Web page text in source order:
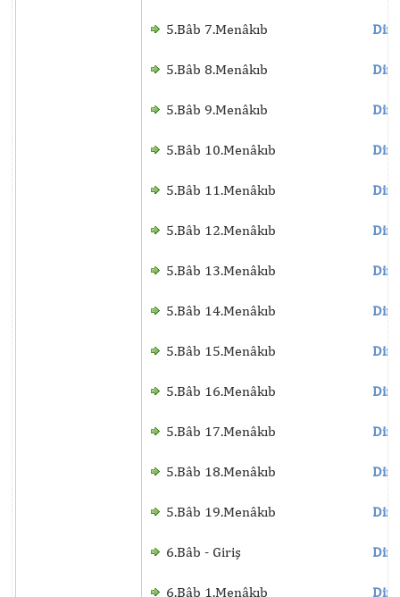
5.Bâb 7.Menâkıb
5.Bâb 8.Menâkıb
5.Bâb 9.Menâkıb
5.Bâb 10.Menâkıb
5.Bâb 11.Menâkıb
5.Bâb 12.Menâkıb
5.Bâb 13.Menâkıb
5.Bâb 14.Menâkıb
5.Bâb 15.Menâkıb
5.Bâb 16.Menâkıb
5.Bâb 17.Menâkıb
5.Bâb 18.Menâkıb
5.Bâb 19.Menâkıb
6.Bâb - Giriş
6.Bâb 1.Menâkıb